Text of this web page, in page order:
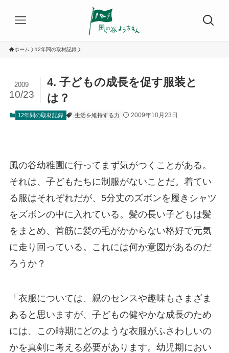
ホーム 12年間の取材記録
4. 子どもの成長を促す服装と
は？
2009
10/23
12年間の取材記録 生活を維持する力 2009年10月23日
風の谷幼稚園に行ってまず気がつくことがある。
それは、子どもたちに制服がないことだ。着てい
る服はそれぞれだが、5分丈のズボンを履きシャツ
をズボンの中に入れている。髪の長い子どもは髪
をまとめ、首筋に髪の毛がかからない格好で元気
に走り回っている。これには何か意図があるのだ
ろうか？
「衣服については、親のセンスや趣味もさまざま
あると思いますが、子どもの健やかな成長のため
には、この時期にどのような衣服がふさわしいの
かを真剣に考える必要があります。幼児期におい